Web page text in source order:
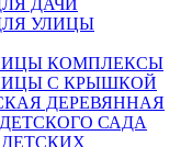
УЛИЦЫ
КОМПЛЕКСЫ
С КРЫШКОЙ
ДЕРЕВЯННАЯ
САДА